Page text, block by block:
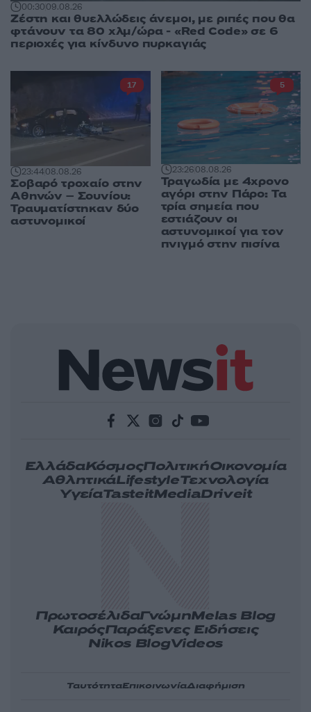
00:3009.08.26
Ζέστη και θυελλώδεις άνεμοι, με ριπές που θα
φτάνουν τα 80 χλμ/ώρα - «Red Code» σε 6
περιοχές για κίνδυνο πυρκαγιάς
23:4408.08.26
Σοβαρό τροχαίο στην
Αθηνών – Σουνίου:
Τραυματίστηκαν δύο
αστυνομικοί
17
23:2608.08.26
Τραγωδία με 4χρονο
αγόρι στην Πάρο: Τα
τρία σημεία που
εστιάζουν οι
αστυνομικοί για τον
πνιγμό στην πισίνα
5
ΕλλάδαΚόσμοςΠολιτικήΟικονομία
ΑθλητικάLifestyleΤεχνολογία
ΥγείαTasteitMediaDriveit
ΠρωτοσέλιδαΓνώμηMelas Blog
ΚαιρόςΠαράξενες Ειδήσεις
Nikos BlogVideos
ΤαυτότηταΕπικοινωνίαΔιαφήμιση